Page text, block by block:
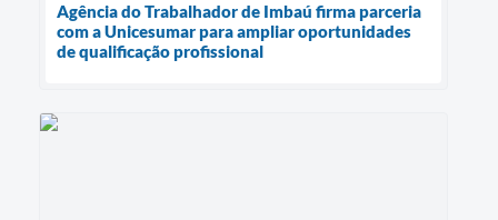
Agência do Trabalhador de Imbaú firma parceria
com a Unicesumar para ampliar oportunidades
de qualificação profissional